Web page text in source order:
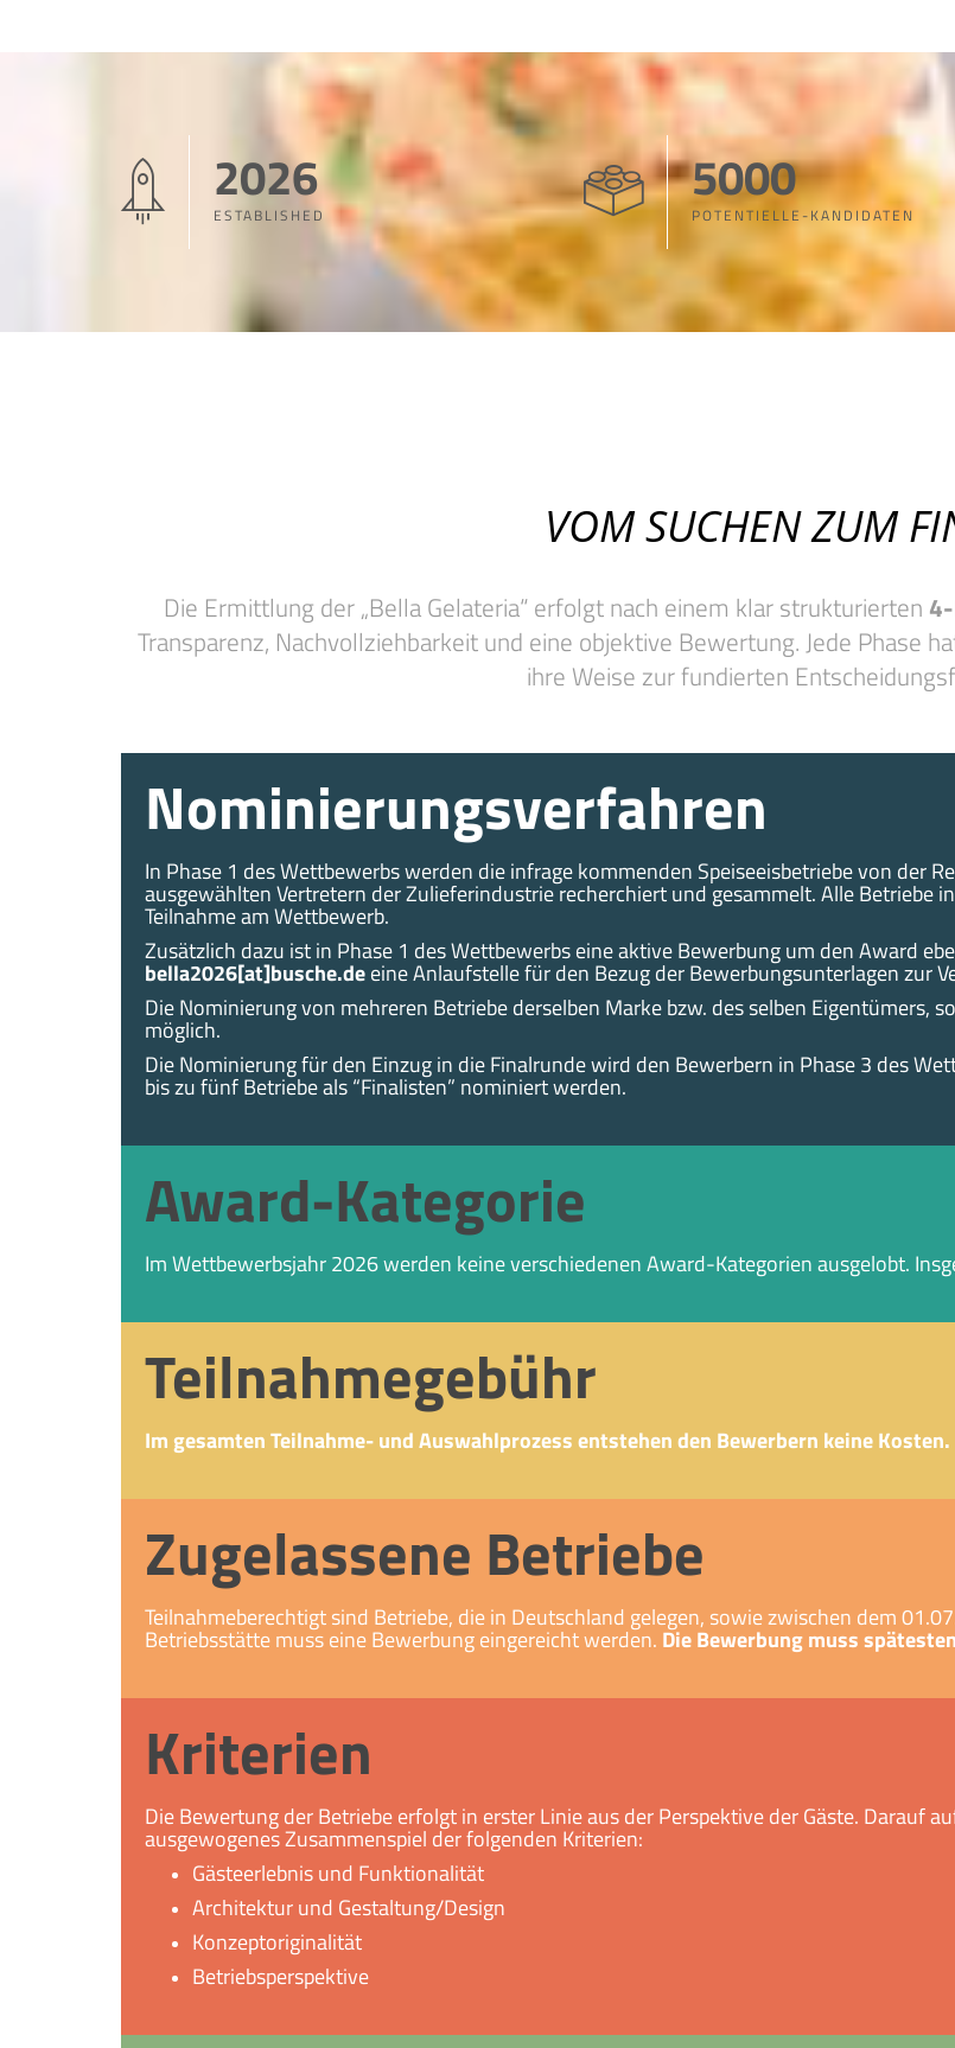
2026
ESTABLISHED
5000
POTENTIELLE-KANDIDATEN
VOM SUCHEN ZUM
Die Ermittlung der „Bella Gelateria“ erfolgt nach einem klar strukturierten
Transparenz, Nachvollziehbarkeit und eine objektive Bewertung. Jede Phase
ihre Weise zur fundierten
Nominierungsverfahren
In Phase 1 des Wettbewerbs werden die infrage kommenden Speiseeisbetriebe von der
ausgewählten Vertretern der Zulieferindustrie recherchiert und gesammelt. Alle Betriebe
Teilnahme am Wettbewerb.
Zusätzlich dazu ist in Phase 1 des Wettbewerbs eine aktive Bewerbung um den Award
bella2026[at]busche.deeine Anlaufstelle für den Bezug der Bewerbungsunterlagen zur
Die Nominierung von mehreren Betriebe derselben Marke bzw. des selben Eigentümers,
möglich.
Die Nominierung für den Einzug in die Finalrunde wird den Bewerbern in Phase 3 des
bis zu fünf Betriebe als “Finalisten” nominiert werden.
Award-Kategorie
Im Wettbewerbsjahr 2026 werden keine verschiedenen Award-Kategorien ausgelobt.
Teilnahmegebühr
Im gesamten Teilnahme- und Auswahlprozess entstehen den Bewerbern keine Kosten.
Zugelassene Betriebe
Teilnahmeberechtigt sind Betriebe, die in Deutschland gelegen, sowie zwischen dem
Betriebsstätte muss eine Bewerbung eingereicht werden. Die Bewerbung muss
Kriterien
Die Bewertung der Betriebe erfolgt in erster Linie aus der Perspektive der Gäste. Darauf
ausgewogenes Zusammenspiel der folgenden Kriterien:
Gästeerlebnis und Funktionalität
Architektur und Gestaltung/Design
Konzeptoriginalität
Betriebsperspektive